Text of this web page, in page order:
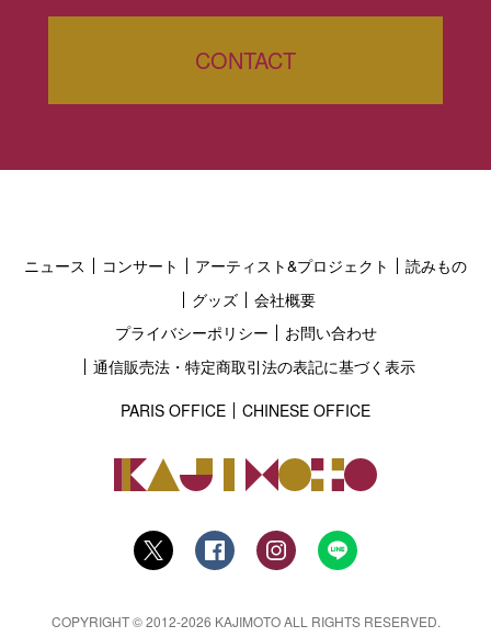
CONTACT
ニュース コンサート アーティスト&プロジェクト
読みもの
グッズ
会社概要
プライバシーポリシー
お問い合わせ
通信販売法・特定商取引法の表記に基づく表示
PARIS OFFICE
CHINESE OFFICE
COPYRIGHT © 2012-2026 KAJIMOTO ALL RIGHTS RESERVED.